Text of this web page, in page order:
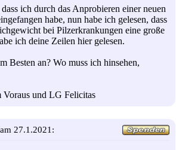
ich durch das Anprobieren einer neuen
habe, nun habe ich gelesen, dass
bei Pilzerkrankungen eine große
ich deine Zeilen hier gelesen.
Besten an? Wo muss ich hinsehen,
und LG Felicitas
27.1.2021: